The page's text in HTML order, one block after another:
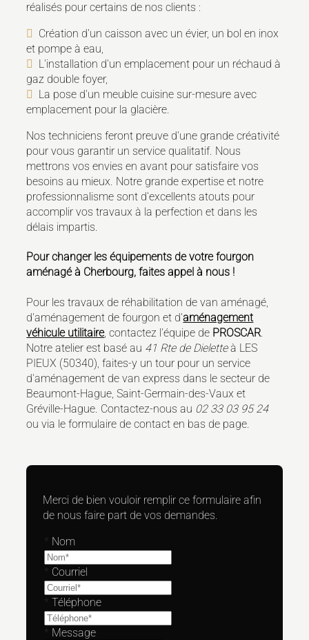
réalisés pour certains de nos clients :
Création d'un caisson avec un évier, un bol en inox
et pompe à eau,
L'installation d'un emplacement pour un réchaud à
gaz double foyer,
La pose d'un meuble cuisine sur-mesure avec
emplacement pour la glacière.
Nos techniciens feront preuve d'une grande créativité
pour vous garantir un service qualitatif. Nous
mettrons vos envies en avant pour satisfaire vos
besoins au mieux. Notre grande expertise et notre
professionnalisme sont d'excellents atouts pour
accomplir vos travaux à la perfection et dans les
délais impartis.
Pour changer les équipements de votre fourgon
aménagé à Cherbourg, faites appel à nous !
Pour les travaux de réhabilitation de van aménagé,
d'aménagement de fourgon et d'aménagement
véhicule utilitaire, contactez l'équipe de PROSCAR
Notre atelier est basé au 41 Rte de Dieletteà LES
PIEUX (50340), faites-y un tour pour un service
d'aménagement de van express dans le secteur de
Beaumont-Hague, Saint-Germain-des-Vaux et
Gréville-Hague. Contactez-nous au 02 33 03 95 24
ou via le formulaire de contact en bas de page.
Merci de bien vouloir remplir ce formulaire afin
de nous faire part de vos demandes.
* Nom
* Courriel
*Téléphone
* Message